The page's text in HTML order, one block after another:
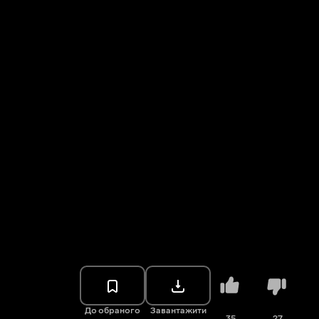
До обраного Завантажити